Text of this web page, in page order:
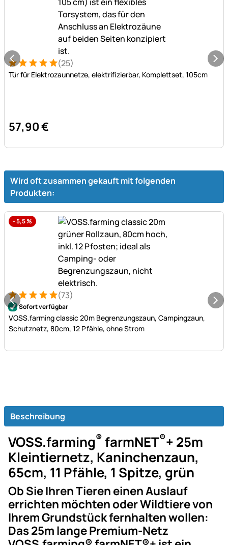
Bewertung: 5 von 5 (25 Bewertungen)
25 Bewertungen
(25)
Tür für Elektrozaunnetze, elektrifizierbar, Komplettset, 105cm
57,90€
Wird oft zusammen gekauft mit folgenden
Produkten:
-5,5%
Bewertung: 5 von 5 (73 Bewertungen)
73 Bewertungen
(73)
Sofort verfügbar
VOSS.farming classic 20m Begrenzungszaun, Campingzaun,
Schutznetz, 80cm, 12 Pfähle, ohne Strom
Beschreibung
VOSS.farming® farmNET®+ 25m
Kleintiernetz, Kaninchenzaun,
65cm, 11 Pfähle, 1 Spitze, grün
Ob Sie Ihren Tieren einen Auslauf
errichten möchten oder Wildtiere von
Ihrem Grundstück fernhalten wollen:
Das 25m lange Premium-Netz